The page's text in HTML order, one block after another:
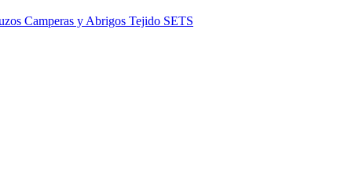
Camperas y Abrigos Tejido SETS